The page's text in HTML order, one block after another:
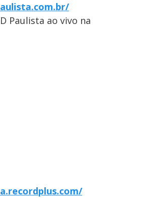
Paulista ao vivo na